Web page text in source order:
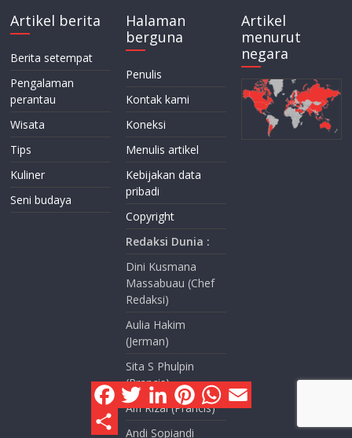
Artikel berita
Berita setempat
Pengalaman
perantau
Wisata
Tips
Kuliner
Seni budaya
Halaman
berguna
Penulis
Kontak kami
Koneksi
Menulis artikel
Kebijakan data
pribadi
Copyright
Redaksi Dunia :
Dini Kusmana
Massabuau (Chef
Redaksi)
Aulia Hakim
(Jerman)
Sita S Phulpin
(Prancis)
Alfi Rizal (Prancis)
Andi Sopiandi
Artikel
menurut
negara
F
a
c
T
w
i
t
L
n
k
P
n
W
h
a